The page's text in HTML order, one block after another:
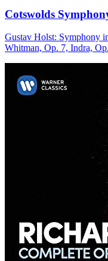
Cotswolds
Gustav Holst: Symphony
Whitman, Op. 7, Indra,